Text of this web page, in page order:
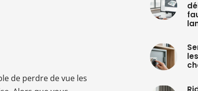
de perdre de vue les